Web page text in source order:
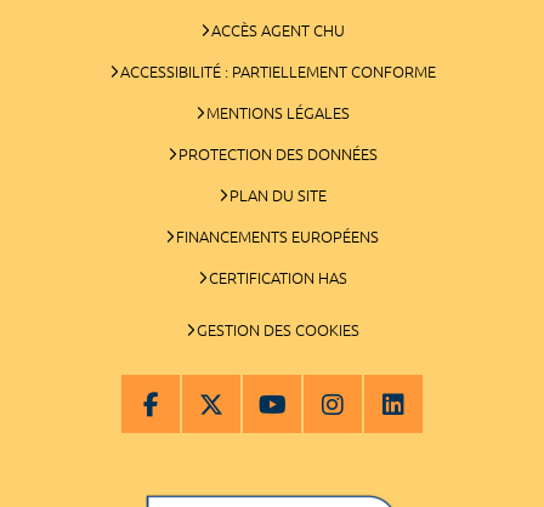
ACCÈS AGENT CHU
ACCESSIBILITÉ : PARTIELLEMENT CONFORME
MENTIONS LÉGALES
PROTECTION DES DONNÉES
PLAN DU SITE
FINANCEMENTS EUROPÉENS
CERTIFICATION HAS
GESTION DES COOKIES